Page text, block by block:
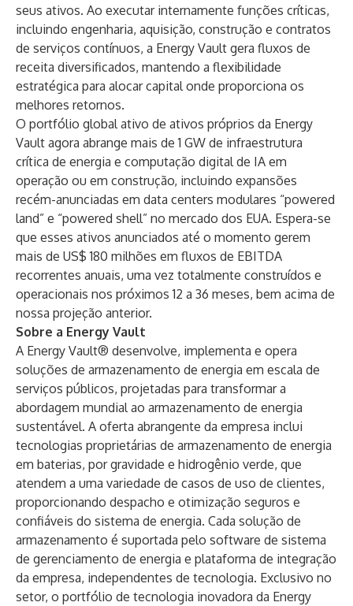
seus ativos. Ao executar internamente funções críticas,
incluindo engenharia, aquisição, construção e contratos
de serviços contínuos, a Energy Vault gera fluxos de
receita diversificados, mantendo a flexibilidade
estratégica para alocar capital onde proporciona os
melhores retornos.
O portfólio global ativo de ativos próprios da Energy
Vault agora abrange mais de 1 GW de infraestrutura
crítica de energia e computação digital de IA em
operação ou em construção, incluindo expansões
recém-anunciadas em data centers modulares “powered
land” e “powered shell” no mercado dos EUA. Espera-se
que esses ativos anunciados até o momento gerem
mais de US$ 180 milhões em fluxos de EBITDA
recorrentes anuais, uma vez totalmente construídos e
operacionais nos próximos 12 a 36 meses, bem acima de
nossa projeção anterior.
Sobre a Energy Vault
A Energy Vault® desenvolve, implementa e opera
soluções de armazenamento de energia em escala de
serviços públicos, projetadas para transformar a
abordagem mundial ao armazenamento de energia
sustentável. A oferta abrangente da empresa inclui
tecnologias proprietárias de armazenamento de energia
em baterias, por gravidade e hidrogênio verde, que
atendem a uma variedade de casos de uso de clientes,
proporcionando despacho e otimização seguros e
confiáveis ​​do sistema de energia. Cada solução de
armazenamento é suportada pelo software de sistema
de gerenciamento de energia e plataforma de integração
da empresa, independentes de tecnologia. Exclusivo no
setor, o portfólio de tecnologia inovadora da Energy